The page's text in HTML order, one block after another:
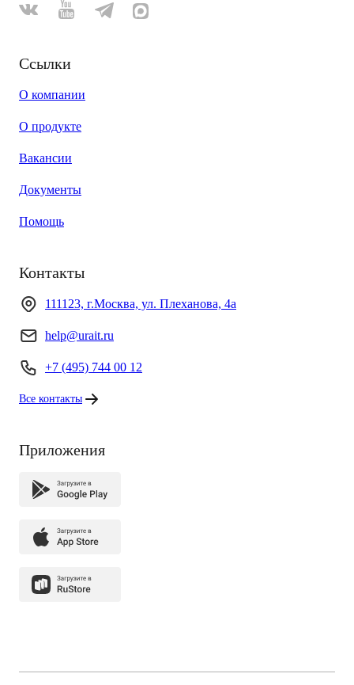
Ссылки
О компании
О продукте
Вакансии
Документы
Помощь
Контакты
111123, г.Москва, ул. Плеханова, 4а
help@urait.ru
+7 (495) 744 00 12
Все контакты
Приложения